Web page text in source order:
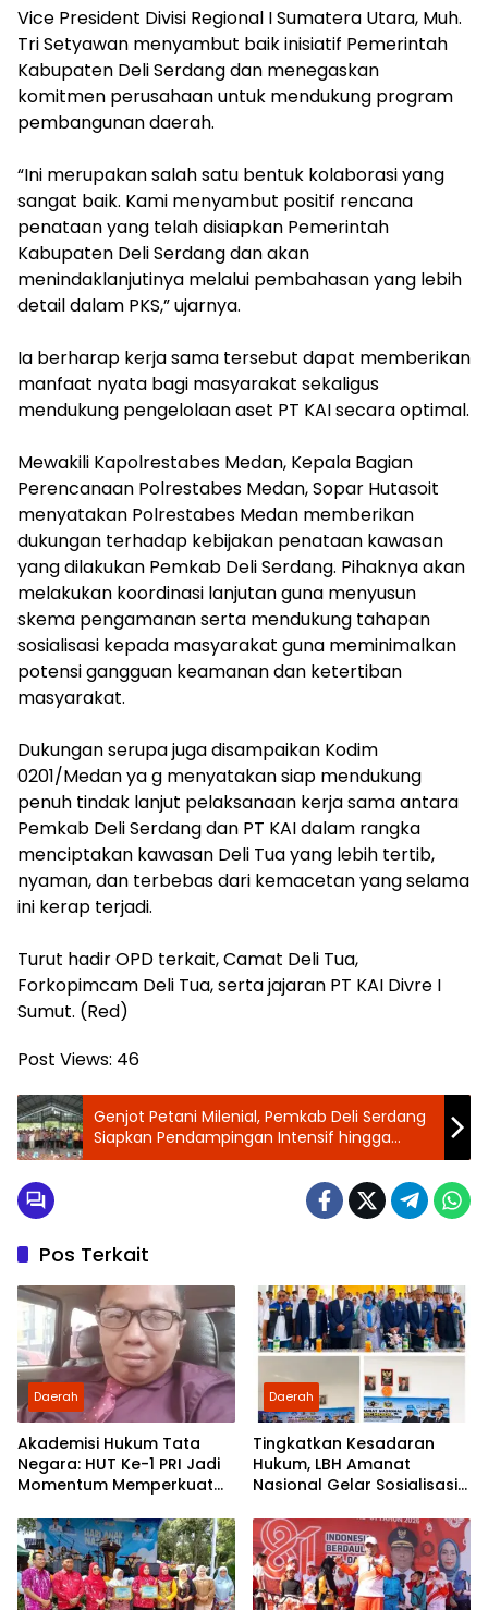
‎Vice President Divisi Regional I Sumatera Utara, Muh.
Tri Setyawan menyambut baik inisiatif Pemerintah
Kabupaten Deli Serdang dan menegaskan
komitmen perusahaan untuk mendukung program
pembangunan daerah.
‎“Ini merupakan salah satu bentuk kolaborasi yang
sangat baik. Kami menyambut positif rencana
penataan yang telah disiapkan Pemerintah
Kabupaten Deli Serdang dan akan
menindaklanjutinya melalui pembahasan yang lebih
detail dalam PKS,” ujarnya.
‎Ia berharap kerja sama tersebut dapat memberikan
manfaat nyata bagi masyarakat sekaligus
mendukung pengelolaan aset PT KAI secara optimal.
‎Mewakili Kapolrestabes Medan, Kepala Bagian
Perencanaan Polrestabes Medan, Sopar Hutasoit
menyatakan Polrestabes Medan memberikan
dukungan terhadap kebijakan penataan kawasan
yang dilakukan Pemkab Deli Serdang. Pihaknya akan
melakukan koordinasi lanjutan guna menyusun
skema pengamanan serta mendukung tahapan
sosialisasi kepada masyarakat guna meminimalkan
potensi gangguan keamanan dan ketertiban
masyarakat.
‎Dukungan serupa juga disampaikan Kodim
0201/Medan ya g menyatakan siap mendukung
penuh tindak lanjut pelaksanaan kerja sama antara
Pemkab Deli Serdang dan PT KAI dalam rangka
menciptakan kawasan Deli Tua yang lebih tertib,
nyaman, dan terbebas dari kemacetan yang selama
ini kerap terjadi.
Turut hadir OPD terkait, Camat Deli Tua,
Forkopimcam Deli Tua, serta jajaran PT KAI Divre I
Sumut. (Red)
Post Views: 46
‎Genjot Petani Milenial, Pemkab Deli Serdang
Siapkan Pendampingan Intensif hingga
Akses Pasar
Pos Terkait
Daerah
Akademisi Hukum Tata
Negara: HUT Ke-1 PRI Jadi
Momentum Memperkuat
Pengabdian kepada
Rakyat
Daerah
Tingkatkan Kesadaran
Hukum, LBH Amanat
Nasional Gelar Sosialisasi
Morawa